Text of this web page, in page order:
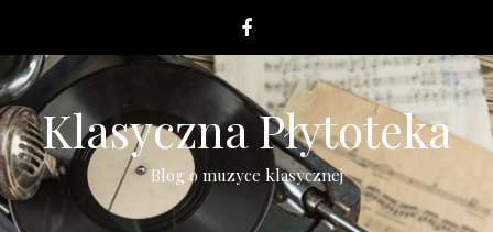
content
Klasyczna Płytoteka
Blog o muzyce klasycznej